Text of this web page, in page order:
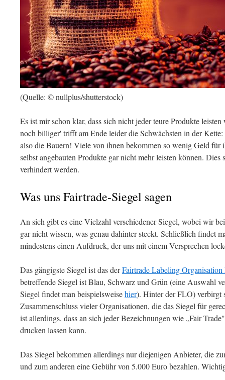
(Quelle: © nullplus/shutterstock)
Es ist mir schon klar, dass sich nicht jeder teure Produkte
noch billiger' trifft am Ende leider die Schwächsten in der
also die Bauern! Viele von ihnen bekommen so wenig Geld für
selbst angebauten Produkte gar nicht mehr leisten können.
verhindert werden.
Was uns Fairtrade-Siegel sagen
An sich gibt es eine Vielzahl verschiedener Siegel, wobei wir
gar nicht wissen, was genau dahinter steckt. Schließlich findet
mindestens einen Aufdruck, der uns mit einem Versprechen
Das gängigste Siegel ist das derFairtrade Labeling
betreffende Siegel ist Blau, Schwarz und Grün (eine Auswahl
Siegel findet man beispielsweisehier). Hinter der FLO) verbirgt
Zusammenschluss vieler Organisationen, die das Siegel für
ist allerdings, dass an sich jeder Bezeichnungen wie „Fair
drucken lassen kann.
Das Siegel bekommen allerdings nur diejenigen Anbieter, die
und zum anderen eine Gebühr von 5.000 Euro bezahlen.